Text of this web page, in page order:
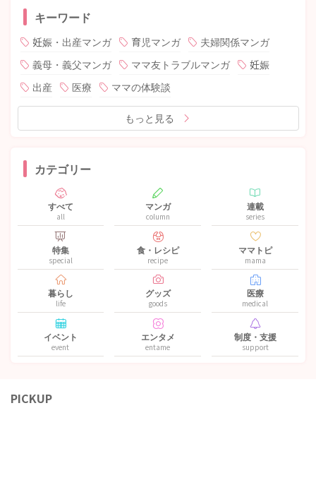
キーワード
妊娠・出産マンガ 育児マンガ
夫婦関係マンガ
義母・義父マンガ
ママ友トラブルマンガ
妊娠
出産
医療 ママの体験談
もっと見る
カテゴリー
すべて
all
マンガ
column
連載
series
特集
special
食・レシピ
recipe
ママトピ
mama
暮らし
life
グッズ
goods
医療
medical
イベント
event
エンタメ
entame
制度・支援
support
PICKUP